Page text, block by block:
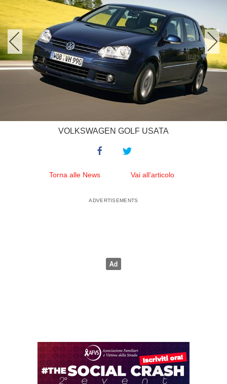
VOLKSWAGEN GOLF USATA
Torna alle News Vai all'articolo